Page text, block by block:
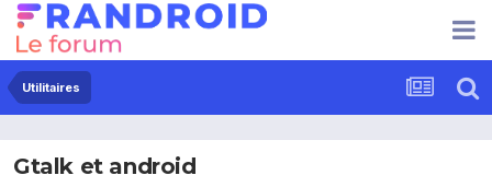
Utilitaires
Gtalk et android